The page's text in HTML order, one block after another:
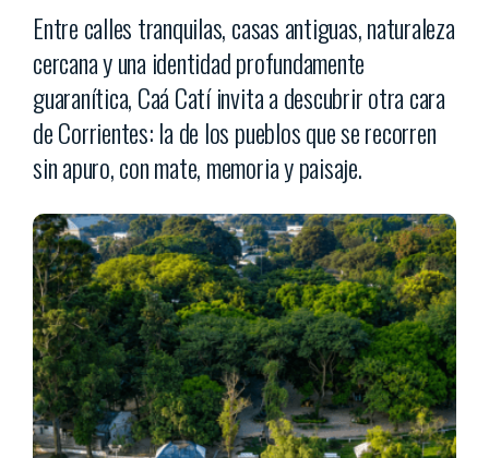
Entre calles tranquilas, casas antiguas, naturaleza
cercana y una identidad profundamente
guaranítica, Caá Catí invita a descubrir otra cara
de Corrientes: la de los pueblos que se recorren
sin apuro, con mate, memoria y paisaje.